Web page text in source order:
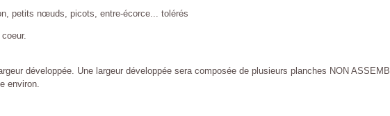
petits nœuds, picots, entre-écorce... tolérés
développée. Une largeur développée sera composée de plusieurs planches NON
environ.